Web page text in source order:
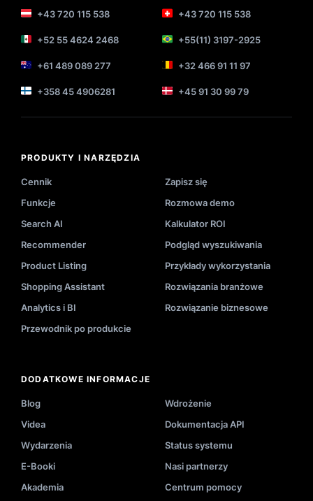
+43 720 115 538 +43 720 115 538
+52 55 4624 2468 +55(11) 3197-2925
+61 489 089 277 +32 466 91 11 97
+358 45 4906281 +45 91 30 99 79
PRODUKTY I NARZĘDZIA
Cennik
Zapisz się
Funkcje
Rozmowa demo
Search AI
Kalkulator ROI
Recommender
Podgląd wyszukiwania
Product Listing
Przykłady wykorzystania
Shopping Assistant
Rozwiązania branżowe
Analytics i BI
Rozwiązanie biznesowe
Przewodnik po produkcie
DODATKOWE INFORMACJE
Blog
Wdrożenie
Videa
Dokumentacja API
Wydarzenia
Status systemu
E-Booki
Nasi partnerzy
Akademia
Centrum pomocy